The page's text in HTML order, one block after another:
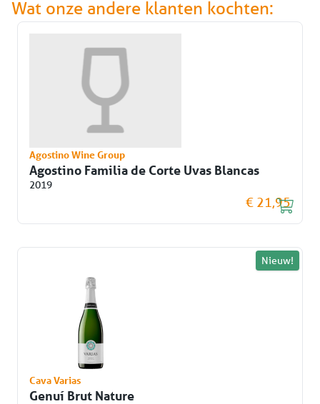
Wat onze andere klanten kochten:
Agostino Wine Group
Agostino Familia de Corte Uvas Blancas
2019
€ 21,95
Nieuw!
Cava Varias
Genuí Brut Nature